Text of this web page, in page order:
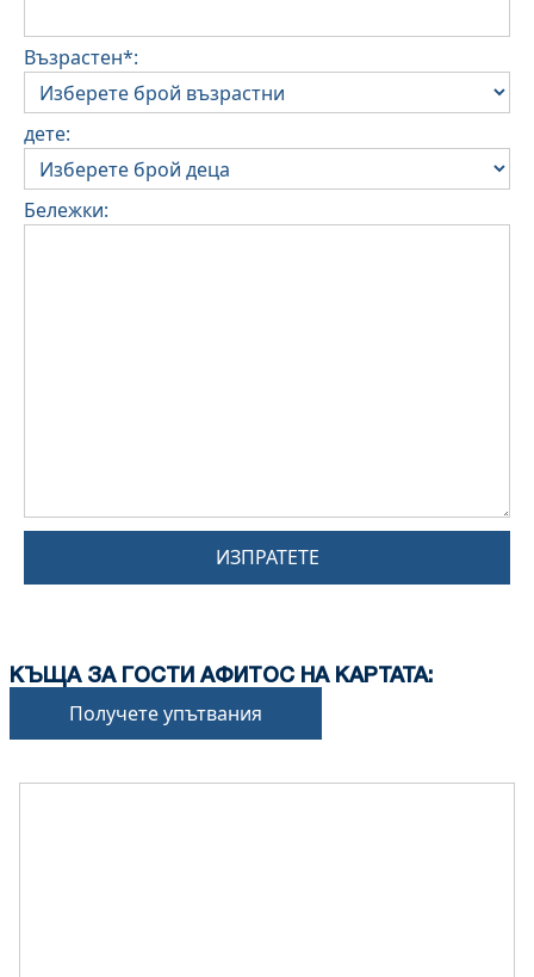
Възрастен*:
дете:
Бележки:
ИЗПРАТЕТЕ
КЪЩА ЗА ГОСТИ АФИТОС НА КАРТАТА:
Получете упътвания